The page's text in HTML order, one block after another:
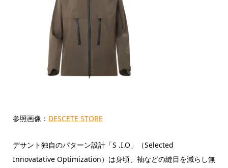
参照画像： DESCETE STORE
デサント独自のパターン設計「S .I.O」（Selected
Innovatative Optimization）は身頃、袖などの縫目を減らし無